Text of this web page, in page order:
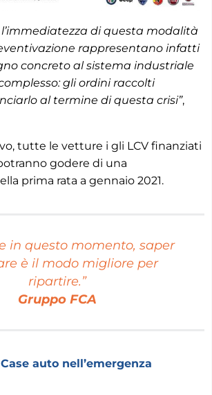
l’immediatezza di questa modalità
rappresentano infatti
concreto al sistema industriale
gli ordini raccolti
al termine di questa crisi”,
tutte le vetture i gli LCV finanziati
godere di una
prima rata a gennaio 2021.
in questo momento, saper
è il modo migliore per
ripartire.”
Gruppo FCA
auto nell’emergenza